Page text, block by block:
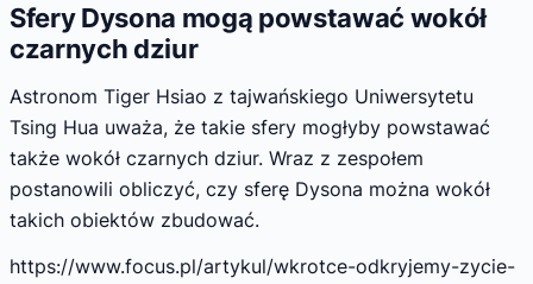
Sfery Dysona mogą powstawać wokół
czarnych dziur
Astronom Tiger Hsiao z tajwańskiego Uniwersytetu
Tsing Hua uważa, że takie sfery mogłyby powstawać
także wokół czarnych dziur. Wraz z zespołem
postanowili obliczyć, czy sferę Dysona można wokół
takich obiektów zbudować.
https://www.focus.pl/artykul/wkrotce-odkryjemy-zycie-